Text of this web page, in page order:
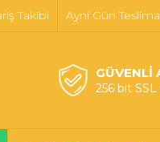
Takibi Ayni Gün
GÜVENLİ
256 bit